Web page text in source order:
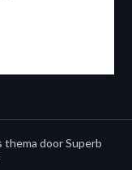
thema doorSuperb